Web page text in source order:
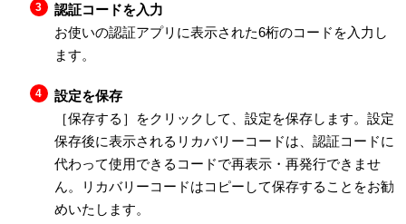
認証コードを入力
お使いの認証アプリに表示された6桁のコードを入力し
ます。
設定を保存
［保存する］をクリックして、設定を保存します。設定
保存後に表示されるリカバリーコードは、認証コードに
代わって使用できるコードで再表示・再発行できませ
ん。リカバリーコードはコピーして保存することをお勧
めいたします。